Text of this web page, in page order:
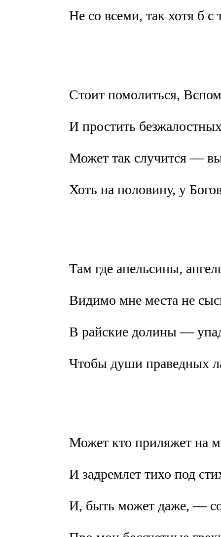
Не со всеми, так хотя б с
Стоит помолиться,
И простить
Может так случится —
Хоть на половину, у
Там где апельсины,
Видимо мне места не
В райские долины —
Чтобы души праведных
Может кто приляжет на
И задремлет тихо под
И, быть может даже, —